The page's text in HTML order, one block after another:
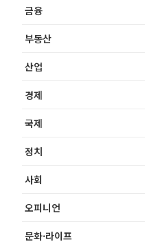
금융
부동산
산업
경제
국제
정치
사회
오피니언
문화·라이프